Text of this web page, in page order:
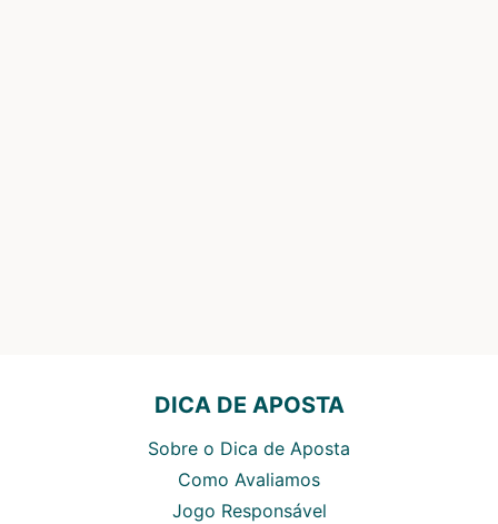
DICA DE APOSTA
Sobre o Dica de Aposta
Como Avaliamos
Jogo Responsável